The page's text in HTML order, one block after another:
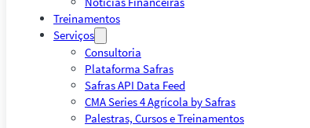
Treinamentos
Serviços
Consultoria
Plataforma Safras
Safras API Data Feed
CMA Series 4 Agrícola by Safras
Palestras, Cursos e Treinamentos